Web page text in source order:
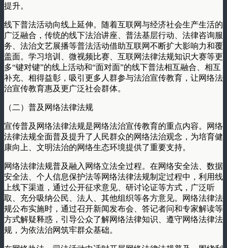
提升。
线下普法活动向线上延伸。随着互联网与经济社会生产生活的
广泛融合，传统的线下法治讲座、普法基层行动、法律咨询服
务、法治文艺展播等普法活动借助互联网不断扩大影响力和覆
盖面。学习培训、微视频比赛、互联网法律法规知识大赛等更
多“键对键”的线上活动和“面对面”的线下普法相互融合、相互
补充、相得益彰，吸引更多人群参与法治宣传教育，让网络法
治宣传教育惠及更广泛社会群体。
（二）普及网络法律法规
宣传普及网络法律法规是网络法治宣传教育的重点内容。网络
法律法规全面普及提升了人民群众的网络法治观念，为培育健
康向上、文明法治的网络生态环境提供了重要支持。
网络法律法规普及融入网络立法全过程。在网络安全法、数据
安全法、个人信息保护法等网络法律法规制定过程中，利用线
上线下渠道，通过公开征求意见、研讨论证等方式，广泛听
取、充分吸纳公民、法人、其他组织等各方意见。网络法律法
规公布实施时，通过召开新闻发布会、答记者问和专家解读等
方式解疑释惑，引导公众了解网络法律知识、遵守网络法律法
规，为依法治网筑牢群众基础。